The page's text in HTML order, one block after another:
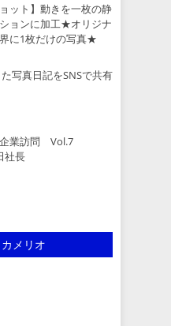
ット】動きを一枚の静
ョンに加工★オリジナ
に1枚だけの写真★
写真日記をSNSで共有
企業訪問 Vol.7
社長
メリオ